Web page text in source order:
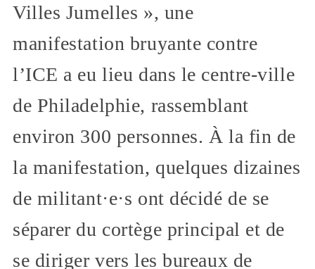
Villes Jumelles », une
manifestation bruyante contre
l’ICE a eu lieu dans le centre-ville
de Philadelphie, rassemblant
environ 300 personnes. À la fin de
la manifestation, quelques dizaines
de militant·e·s ont décidé de se
séparer du cortège principal et de
se diriger vers les bureaux de